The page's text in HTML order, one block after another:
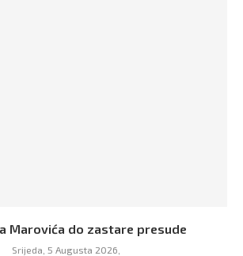
Marovića do zastare presude
Srijeda, 5 Augusta 2026,